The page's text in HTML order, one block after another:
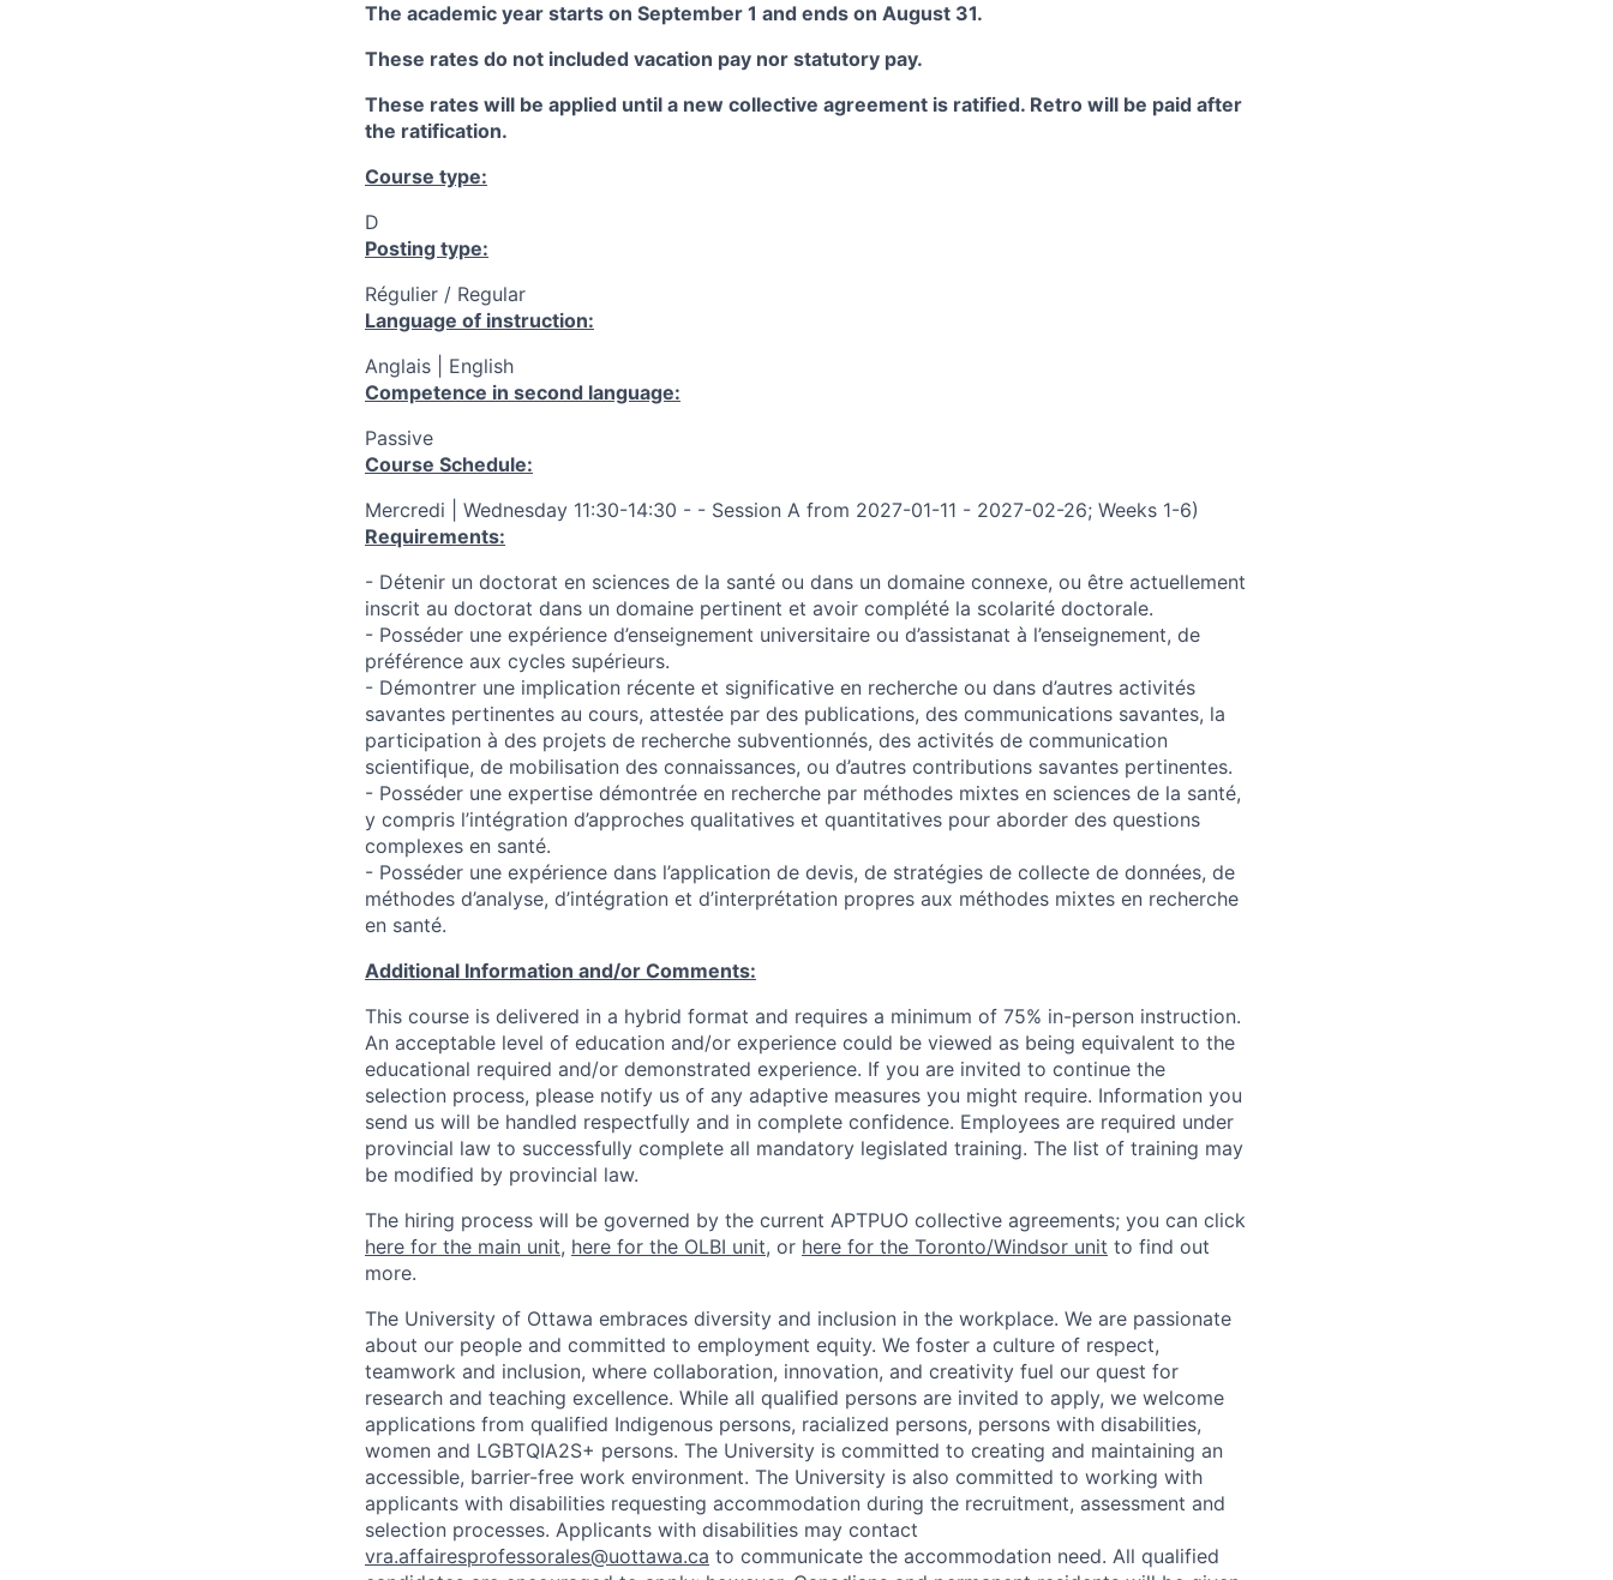
The academic year starts on September 1 and ends on August 31.
These rates do not included vacation pay nor statutory pay.
These rates will be applied until a new collective agreement is ratified. Retro will be paid after
the ratification.
Course type:
D
Posting type:
Régulier / Regular
Language of instruction:
Anglais | English
Competence in second language:
Passive
Course Schedule:
Mercredi | Wednesday 11:30-14:30 - - Session A from 2027-01-11 - 2027-02-26; Weeks 1-6)
Requirements:
- Détenir un doctorat en sciences de la santé ou dans un domaine connexe, ou être actuellement
inscrit au doctorat dans un domaine pertinent et avoir complété la scolarité doctorale.
- Posséder une expérience d’enseignement universitaire ou d’assistanat à l’enseignement, de
préférence aux cycles supérieurs.
- Démontrer une implication récente et significative en recherche ou dans d’autres activités
savantes pertinentes au cours, attestée par des publications, des communications savantes, la
participation à des projets de recherche subventionnés, des activités de communication
scientifique, de mobilisation des connaissances, ou d’autres contributions savantes pertinentes.
- Posséder une expertise démontrée en recherche par méthodes mixtes en sciences de la santé,
y compris l’intégration d’approches qualitatives et quantitatives pour aborder des questions
complexes en santé.
- Posséder une expérience dans l’application de devis, de stratégies de collecte de données, de
méthodes d’analyse, d’intégration et d’interprétation propres aux méthodes mixtes en recherche
en santé.
Additional Information and/or Comments:
This course is delivered in a hybrid format and requires a minimum of 75% in-person instruction.
An acceptable level of education and/or experience could be viewed as being equivalent to the
educational required and/or demonstrated experience. If you are invited to continue the
selection process, please notify us of any adaptive measures you might require. Information you
send us will be handled respectfully and in complete confidence. Employees are required under
provincial law to successfully complete all mandatory legislated training. The list of training may
be modified by provincial law.
The hiring process will be governed by the current APTPUO collective agreements; you can click
here for the main unit, here for the OLBI unit, or here for the Toronto/Windsor unit to find out
more.
The University of Ottawa embraces diversity and inclusion in the workplace. We are passionate
about our people and committed to employment equity. We foster a culture of respect,
teamwork and inclusion, where collaboration, innovation, and creativity fuel our quest for
research and teaching excellence. While all qualified persons are invited to apply, we welcome
applications from qualified Indigenous persons, racialized persons, persons with disabilities,
women and LGBTQIA2S+ persons. The University is committed to creating and maintaining an
accessible, barrier-free work environment. The University is also committed to working with
applicants with disabilities requesting accommodation during the recruitment, assessment and
selection processes. Applicants with disabilities may contact
vra.affairesprofessorales@uottawa.ca to communicate the accommodation need. All qualified